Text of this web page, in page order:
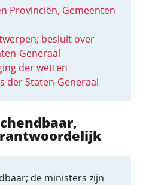
Provinciën, Gemeenten
besluit over
Generaal
der wetten
der Staten-Generaal
de ministers zijn